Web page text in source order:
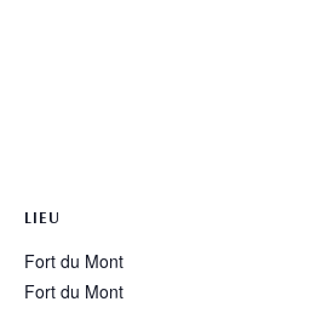
LIEU
Fort du Mont
Fort du Mont